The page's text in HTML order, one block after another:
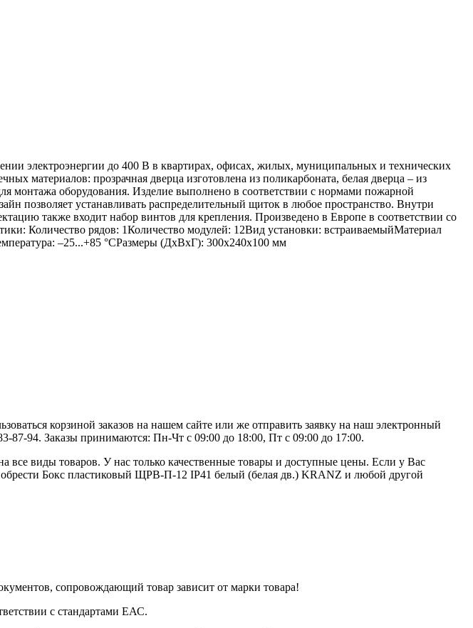
электроэнергии до 400 В в квартирах, офисах, жилых, муниципальных и технических
материалов: прозрачная дверца изготовлена из поликарбоната, белая дверца – из
монтажа оборудования. Изделие выполнено в соответствии с нормами пожарной
позволяет устанавливать распределительный щиток в любое пространство. Внутри
также входит набор винтов для крепления. Произведено в Европе в соответствии со
Количество рядов: 1Количество модулей: 12Вид установки: встраиваемыйМатериал
–25...+85 °СРазмеры (ДхВхГ): 300х240х100 мм
корзиной заказов на нашем сайте или же отправить заявку на наш электронный
87-94. Заказы принимаются: Пн-Чт с 09:00 до 18:00, Пт с 09:00 до 17:00.
виды товаров. У нас только качественные товары и доступные цены. Если у Вас
Бокс пластиковый ЩРВ-П-12 IP41 белый (белая дв.) KRANZ и любой другой
сопровождающий товар зависит от марки товара!
с стандартами ЕАС.